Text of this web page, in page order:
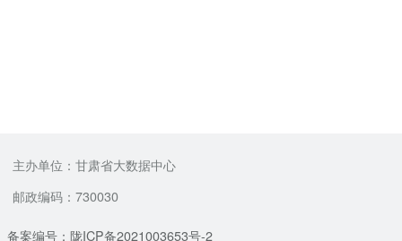
主办单位：甘肃省大数据中心
邮政编码：730030
备案编号：陇ICP备2021003653号-2